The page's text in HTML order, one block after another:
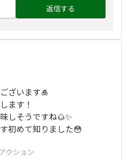
返信する
ざいます🎍
ます！
しそうですね🌰✨
初めて知りました😳
クション